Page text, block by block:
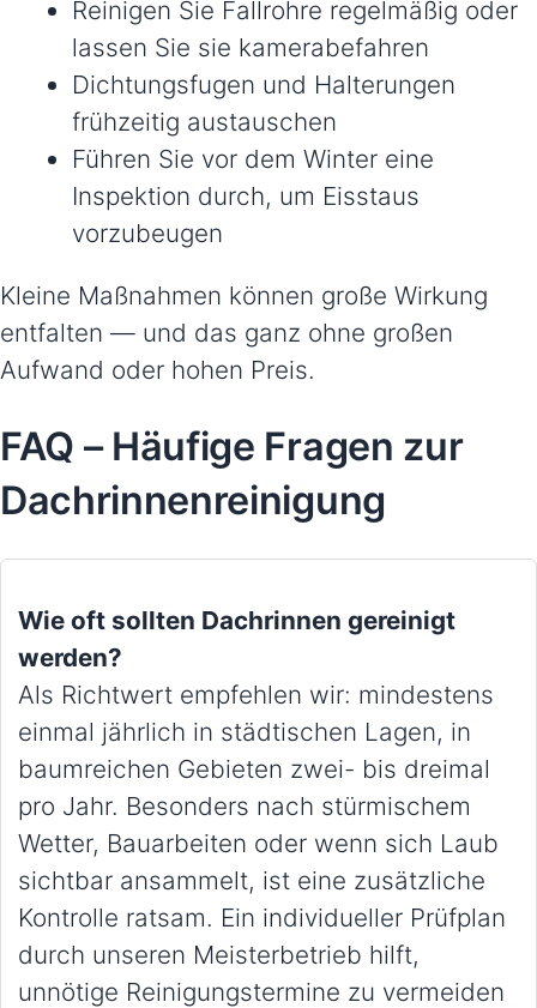
Reinigen Sie Fallrohre regelmäßig oder
lassen Sie sie kamerabefahren
Dichtungsfugen und Halterungen
frühzeitig austauschen
Führen Sie vor dem Winter eine
Inspektion durch, um Eisstaus
vorzubeugen
Kleine Maßnahmen können große Wirkung
entfalten — und das ganz ohne großen
Aufwand oder hohen Preis.
FAQ – Häufige Fragen zur
Dachrinnenreinigung
Wie oft sollten Dachrinnen gereinigt
werden?
Als Richtwert empfehlen wir: mindestens
einmal jährlich in städtischen Lagen, in
baumreichen Gebieten zwei- bis dreimal
pro Jahr. Besonders nach stürmischem
Wetter, Bauarbeiten oder wenn sich Laub
sichtbar ansammelt, ist eine zusätzliche
Kontrolle ratsam. Ein individueller Prüfplan
durch unseren Meisterbetrieb hilft,
unnötige Reinigungstermine zu vermeiden